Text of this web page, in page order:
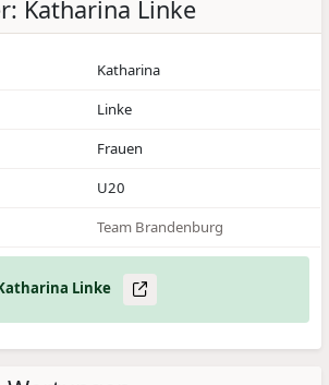
Katharina Linke
Katharina
Linke
Frauen
U20
Team Brandenburg
Linke